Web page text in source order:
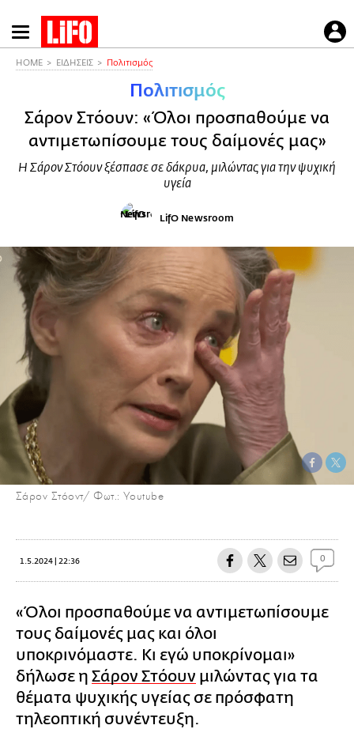
Παράκαμψη
προς
HOME ΕΙΔΗΣΕΙΣ Πολιτισμός
Πολιτισμός
Σάρον Στόουν: «Όλοι προσπαθούμε να
αντιμετωπίσουμε τους δαίμονές μας»
Η Σάρον Στόουν ξέσπασε σε δάκρυα, μιλώντας για την ψυχική
υγεία
LifO Newsroom
Σάρον Στόοντ/ Φωτ.: Youtube
1.5.2024 | 22:36 0
«Όλοι προσπαθούμε να αντιμετωπίσουμε
τους δαίμονές μας και όλοι
υποκρινόμαστε. Κι εγώ υποκρίνομαι»
δήλωσε η Σάρον Στόουν μιλώντας για τα
θέματα ψυχικής υγείας σε πρόσφατη
τηλεοπτική συνέντευξη.